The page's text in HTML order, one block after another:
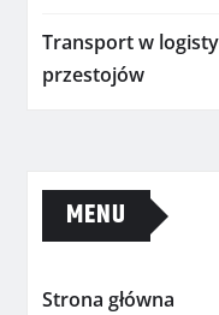
Transport w
przestojów
MENU
Strona główna